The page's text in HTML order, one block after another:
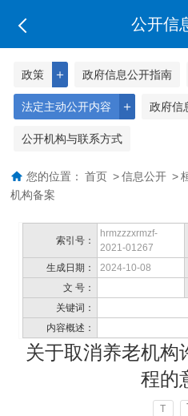
公开信
＋
政策 政府信息公开指南
＋
法定主动公开内容 政府信
公开机构与联系方式
您的位置： 首页 > 信息公开 >
机构备案
索引号：
hrmzzzxrmzf-
2021-01267
生成日期：
2024-10-08
文 号：
关键词：
内容概述：
关于取消养老机构
程的
T